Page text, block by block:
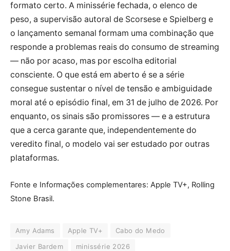
formato certo. A minissérie fechada, o elenco de
peso, a supervisão autoral de Scorsese e Spielberg e
o lançamento semanal formam uma combinação que
responde a problemas reais do consumo de streaming
— não por acaso, mas por escolha editorial
consciente. O que está em aberto é se a série
consegue sustentar o nível de tensão e ambiguidade
moral até o episódio final, em 31 de julho de 2026. Por
enquanto, os sinais são promissores — e a estrutura
que a cerca garante que, independentemente do
veredito final, o modelo vai ser estudado por outras
plataformas.
Fonte e Informações complementares: Apple TV+, Rolling
Stone Brasil.
Amy Adams Apple TV+
Cabo do Medo
Javier Bardem
minissérie 2026